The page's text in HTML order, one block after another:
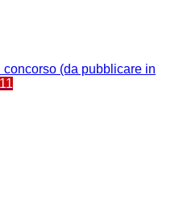
concorso (da pubblicare in
11